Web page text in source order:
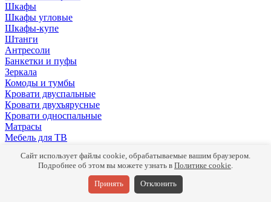
Шкафы
Шкафы угловые
Шкафы-купе
Штанги
Антресоли
Банкетки и пуфы
Зеркала
Комоды и тумбы
Кровати двуспальные
Кровати двухъярусные
Кровати односпальные
Матрасы
Мебель для ТВ
Письменные столы
Подушки
Прикроватные тумбы
Сайт использует файлы cookie, обрабатываемые вашим браузером.
Подробнее об этом вы можете узнать в Политике cookie.
Принять Отклонить